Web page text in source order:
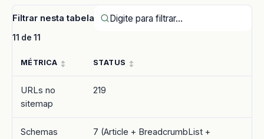
Filtrar nesta tabela
11 de 11
MÉTRICA STATUS
URLs no
sitemap
219
Schemas
7 (Article + BreadcrumbList +